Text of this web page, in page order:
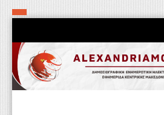
Αρχική
Τα εν δήμω εν οίκω
Πολιτιστικά-Εκκλησιαστικά